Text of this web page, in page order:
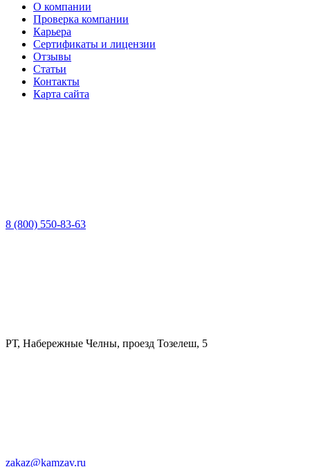
О компании
Проверка компании
Карьера
Сертификаты и лицензии
Отзывы
Статьи
Контакты
Карта сайта
8 (800) 550-83-63
РТ, Набережные Челны, проезд Тозелеш, 5
zakaz@kamzav.ru